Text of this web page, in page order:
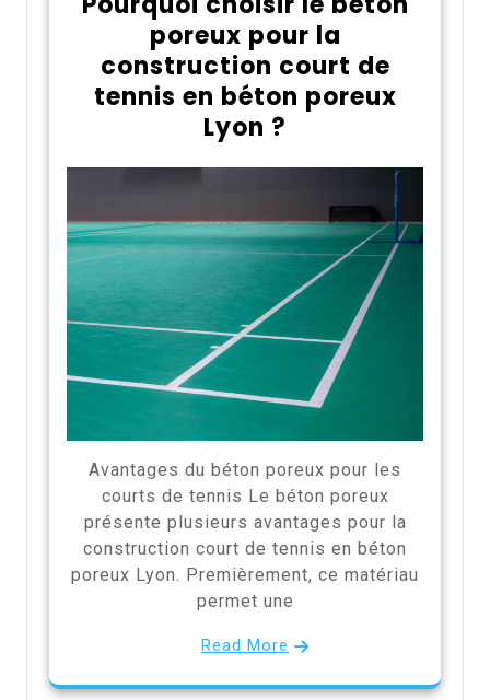
poreux pour la
construction court de
tennis en béton poreux
Lyon ?
Avantages du béton poreux pour les
courts de tennis Le béton poreux
présente plusieurs avantages pour la
construction court de tennis en béton
poreux Lyon. Premièrement, ce matériau
permet une
Read More